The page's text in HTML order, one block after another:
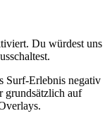
Du würdest uns
Surf-Erlebnis negativ
grundsätzlich auf